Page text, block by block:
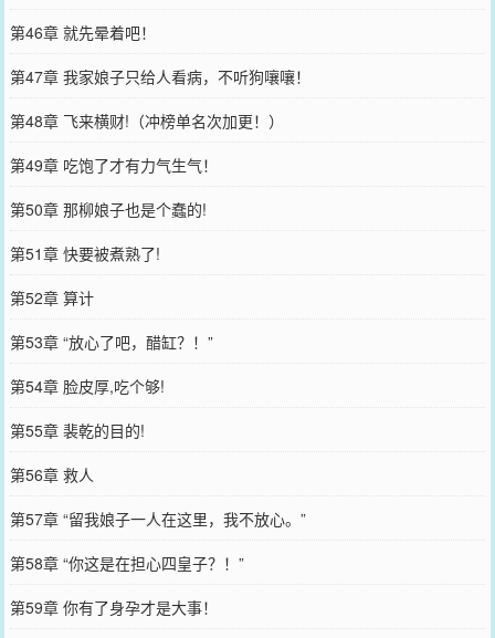
第46章 就先晕着吧！
第47章 我家娘子只给人看病，不听狗嚷嚷！
第48章 飞来横财!（冲榜单名次加更！）
第49章 吃饱了才有力气生气！
第50章 那柳娘子也是个蠢的!
第51章 快要被煮熟了!
第52章 算计
第53章 “放心了吧，醋缸？！”
第54章 脸皮厚,吃个够!
第55章 裴乾的目的!
第56章 救人
第57章 “留我娘子一人在这里，我不放心。”
第58章 “你这是在担心四皇子？！”
第59章 你有了身孕才是大事！